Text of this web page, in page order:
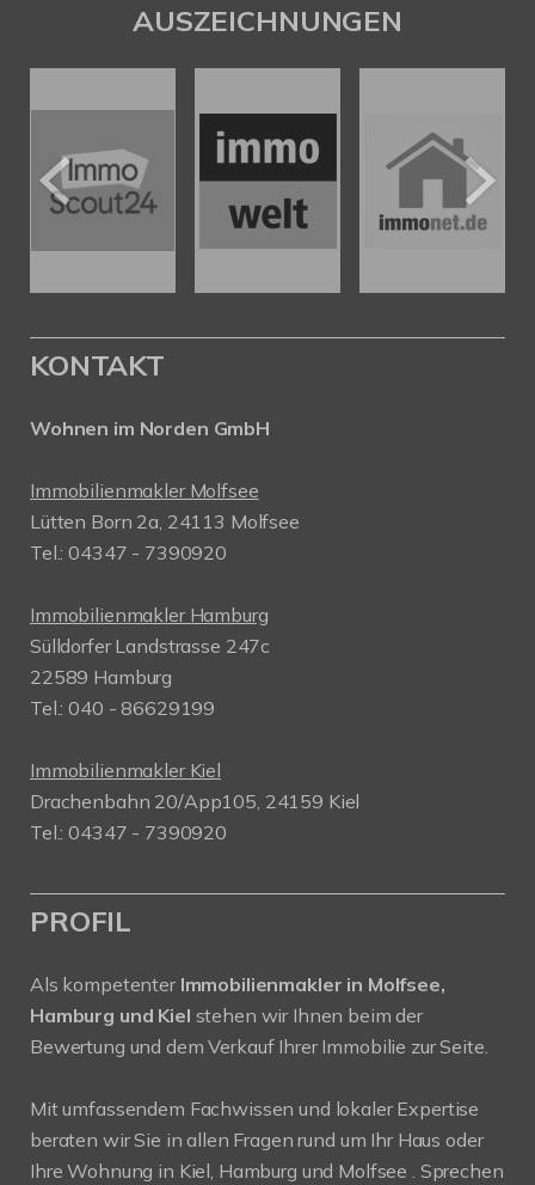
AUSZEICHNUNGEN
KONTAKT
Wohnen im Norden GmbH
Immobilienmakler Molfsee
Lütten Born 2a, 24113 Molfsee
Tel.: 04347 - 7390920
Immobilienmakler Hamburg
Sülldorfer Landstrasse 247c
22589 Hamburg
Tel.: 040 - 86629199
Immobilienmakler Kiel
Drachenbahn 20/App105, 24159 Kiel
Tel.: 04347 - 7390920
PROFIL
Als kompetenter Immobilienmakler in Molfsee,
Hamburg und Kiel stehen wir Ihnen beim der
Bewertung und dem Verkauf Ihrer Immobilie zur Seite.
Mit umfassendem Fachwissen und lokaler Expertise
beraten wir Sie in allen Fragen rund um Ihr Haus oder
Ihre Wohnung in Kiel, Hamburg und Molfsee . Sprechen